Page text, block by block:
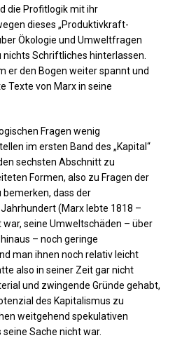
die Profitlogik mit ihr
dieses „Produktivkraft-
Ökologie und Umweltfragen
Schriftliches hinterlassen.
er den Bogen weiter spannt und
Texte von Marx in seine
Fragen wenig
im ersten Band des „Kapital“
sechsten Abschnitt zu
Formen, also zu Fragen der
dass der
(Marx lebte 1818 –
seine Umweltschäden – über
– noch geringe
man ihnen noch relativ leicht
also in seiner Zeit gar nicht
und zwingende Gründe gehabt,
des Kapitalismus zu
weitgehend spekulativen
Sache nicht war.